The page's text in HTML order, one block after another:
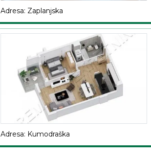
Adresa: Zaplanjska
Adresa: Kumodraška